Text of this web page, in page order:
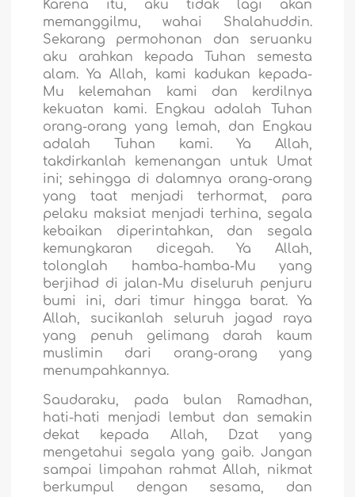
Karena itu, aku tidak lagi akan
memanggilmu, wahai Shalahuddin.
Sekarang permohonan dan seruanku
aku arahkan kepada Tuhan semesta
alam. Ya Allah, kami kadukan kepada-
Mu kelemahan kami dan kerdilnya
kekuatan kami. Engkau adalah Tuhan
orang-orang yang lemah, dan Engkau
adalah Tuhan kami. Ya Allah,
takdirkanlah kemenangan untuk Umat
ini; sehingga di dalamnya orang-orang
yang taat menjadi terhormat, para
pelaku maksiat menjadi terhina, segala
kebaikan diperintahkan, dan segala
kemungkaran dicegah. Ya Allah,
tolonglah hamba-hamba-Mu yang
berjihad di jalan-Mu diseluruh penjuru
bumi ini, dari timur hingga barat. Ya
Allah, sucikanlah seluruh jagad raya
yang penuh gelimang darah kaum
muslimin dari orang-orang yang
menumpahkannya.
Saudaraku, pada bulan Ramadhan,
hati-hati menjadi lembut dan semakin
dekat kepada Allah, Dzat yang
mengetahui segala yang gaib. Jangan
sampai limpahan rahmat Allah, nikmat
berkumpul dengan sesama, dan